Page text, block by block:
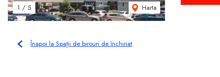
1 / 5 Harta
Înapoi la Spații de birouri de închiriat